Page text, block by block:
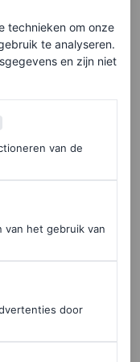
technieken om onze
te analyseren.
en zijn niet
van de
het gebruik van
door